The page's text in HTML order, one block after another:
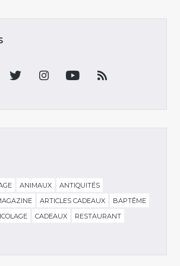
ANIMAUX
ANTIQUITÉS
ARTICLES CADEAUX
BAPTÊME
CADEAUX
RESTAURANT